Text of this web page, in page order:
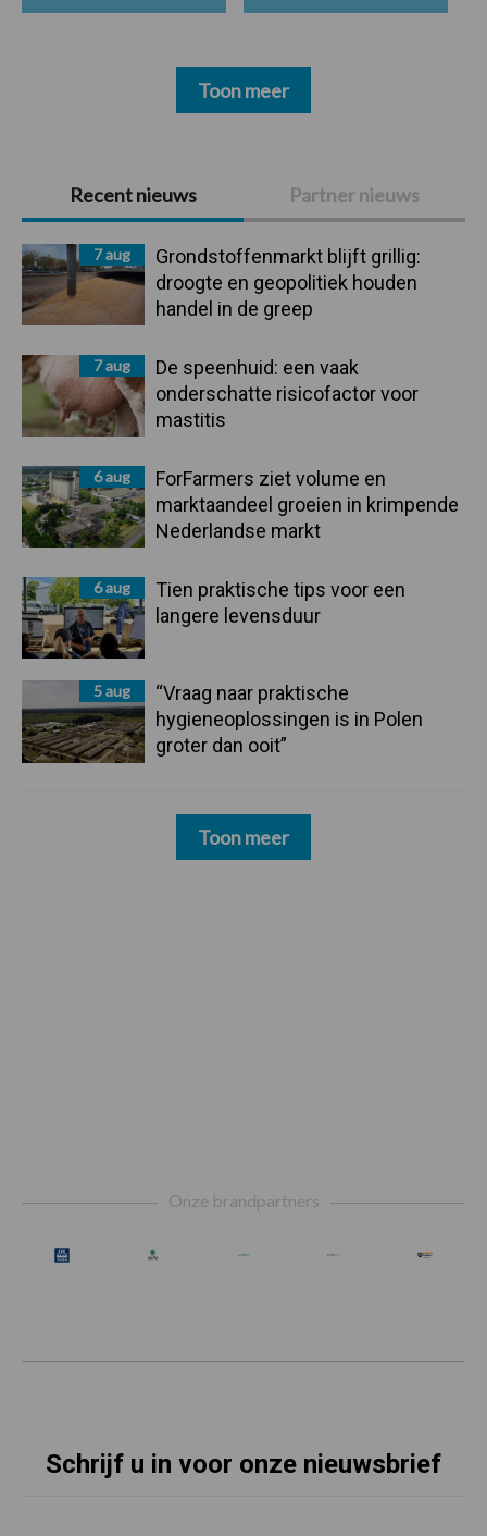
Primaire
Sidebar
Recent nieuws Partner nieuws
7 aug
Grondstoffenmarkt blijft grillig:
droogte en geopolitiek houden
handel in de greep
7 aug
De speenhuid: een vaak
onderschatte risicofactor voor
mastitis
6 aug
ForFarmers ziet volume en
marktaandeel groeien in krimpende
Nederlandse markt
6 aug
Tien praktische tips voor een
langere levensduur
5 aug
“Vraag naar praktische
hygieneoplossingen is in Polen
groter dan ooit”
Toon meer
Toon meer
Onze brandpartners
Schrijf u in voor onze nieuwsbrief